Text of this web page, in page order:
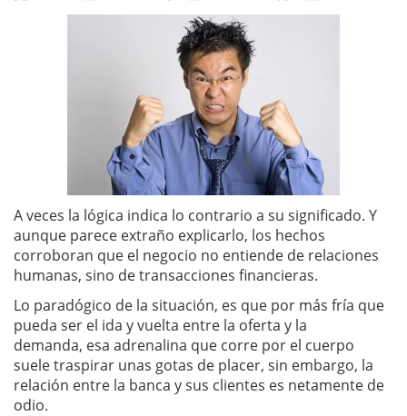
A veces la lógica indica lo contrario a su significado. Y
aunque parece extraño explicarlo, los hechos
corroboran que el negocio no entiende de relaciones
humanas, sino de transacciones financieras.
Lo paradógico de la situación, es que por más fría que
pueda ser el ida y vuelta entre la oferta y la
demanda, esa adrenalina que corre por el cuerpo
suele traspirar unas gotas de placer, sin embargo, la
relación entre la banca y sus clientes es netamente de
odio.